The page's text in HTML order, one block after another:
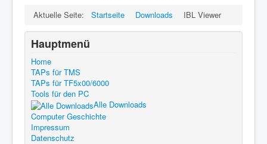
Aktuelle Seite:
Startseite Downloads IBL Viewer
Hauptmenü
Home
TAPs für TMS
TAPs für TF5x00/6000
Tools für den PC
Alle Downloads
Computer Geschichte
Impressum
Datenschutz